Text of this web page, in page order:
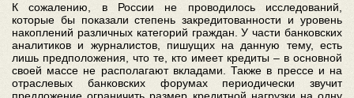
К сожалению, в России не проводилось исследований,
которые бы показали степень закредитованности и уровень
накоплений различных категорий граждан. У части банковских
аналитиков и журналистов, пишущих на данную тему, есть
лишь предположения, что те, кто имеет кредиты – в основной
своей массе не располагают вкладами. Также в прессе и на
отраслевых банковских форумах периодически звучит